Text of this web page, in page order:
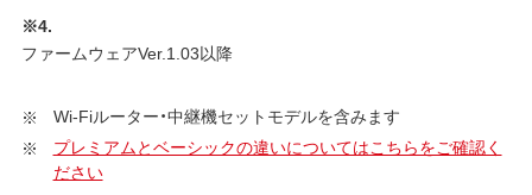
※4.
ファームウェアVer.1.03以降
Wi-Fiルーター・中継機セットモデルを含みます
プレミアムとベーシックの違いについてはこちらをご確認く
ださい